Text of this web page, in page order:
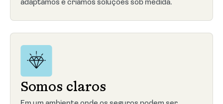
adaptamos e criamos soluções sob medida.
Somos claros